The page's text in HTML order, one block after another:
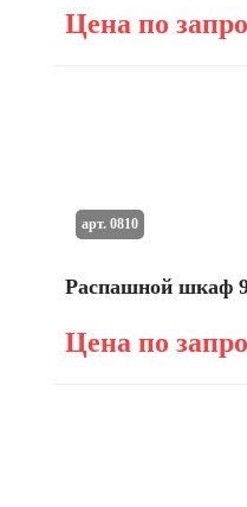
Цена по
Распашной шкаф
Цена по
арт. 0810